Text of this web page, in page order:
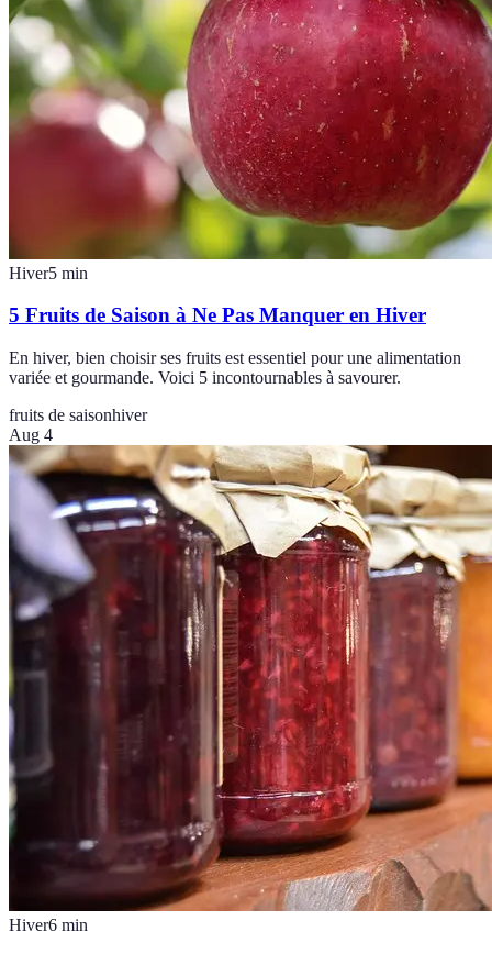
Hiver5 min
5 Fruits de Saison à Ne Pas Manquer en Hiver
En hiver, bien choisir ses fruits est essentiel pour une alimentation
variée et gourmande. Voici 5 incontournables à savourer.
fruits de saisonhiver
Aug 4
Hiver6 min